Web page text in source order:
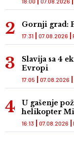
Gornji grad:
17:31 07.08.2026
Slavija sa 4
Evropi
17:05 07.08.2026
U gašenje
helikopter
16:13 07.08.2026